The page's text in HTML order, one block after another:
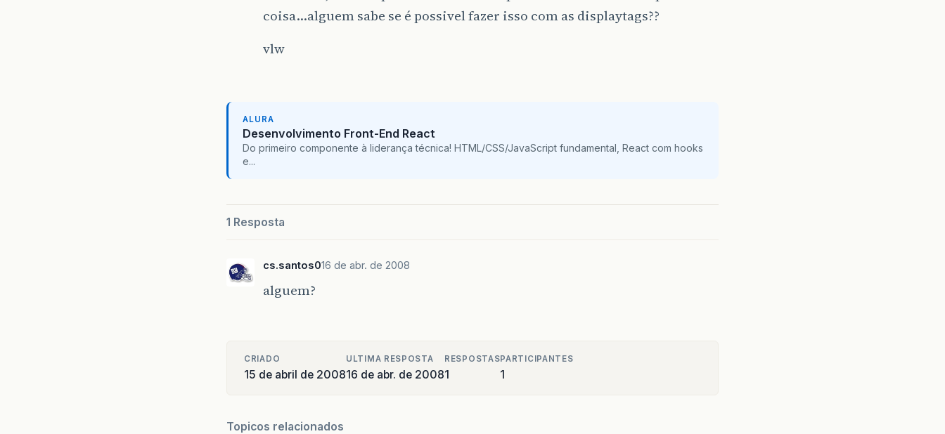
coisa…alguem sabe se é possivel fazer isso com as displaytags??
vlw
ALURA
Desenvolvimento Front-End React
Do primeiro componente à liderança técnica! HTML/CSS/JavaScript fundamental, React com hooks
e...
1 Resposta
cs.santos016 de abr. de 2008
alguem?
CRIADO
15 de abril de 2008
ULTIMA RESPOSTA
16 de abr. de 2008
RESPOSTAS
1
PARTICIPANTES
1
Topicos relacionados